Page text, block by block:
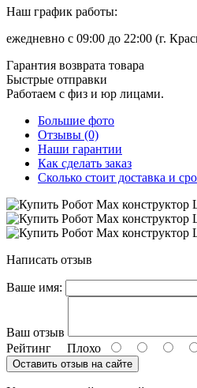
Наш график работы:
ежедневно с 09:00 до 22:00 (г.
Гарантия возврата товара
Быстрые отправки
Работаем с физ и юр лицами.
Большие фото
Отзывы (0)
Наши гарантии
Как сделать заказ
Сколько стоит доставка и
Написать отзыв
Ваше имя:
Ваш отзыв
Рейтинг Плохо
Оставить отзыв на сайте